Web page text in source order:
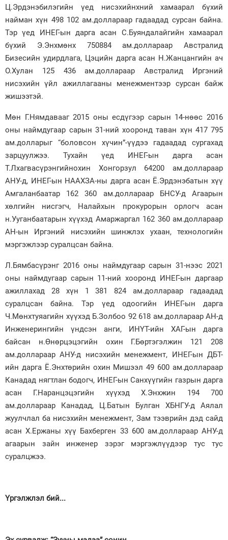
Ц.Эрдэнэбилэгийн үед нисэхийнхний хамаарал бүхий
найман хүн 498 102 ам.доллараар гадаадад сурсан байна.
Тэр үед ИНЕГ-ын дарга асан С.Буяндалайгийн хамаарал
бүхий Э.Энхмөнх 750884 ам.доллараар Австралид
Бизесийн удирдлага, Цэцийн дарга асан Н.Жанцангийн ач
О.Хулан 125 436 ам.доллараар Австралид Иргэний
нисэхийн үйл ажиллагааны менежментээр сурсан байж
жишээтэй.
Мөн Г.Нямдавааг 2015 оны есдүгээр сарын 14-нөөс 2016
оны наймдугаар сарын 31-ний хооронд таван хүн 417 795
ам.долларыг “боловсон хүчин”-үүдээ гадаадад сургахад
зарцуулжээ. Тухайн үед ИНЕГ-ын дарга асан
Т.Лхагвасүрэнгийнохин Хонгорзул 64200 ам.доллараар
АНУ-д, ИНЕГ-ын НААХЗА-ны дарга асан Ё.Эрдэнэбатын хүү
Амгаланбаатар 162 360 ам.доллараар БНСУ-д Агаарын
хөлгийн нисгэгч, Налайхын прокурорын орлогч асан
н.Ууганбаатарын хүүхэд Амаржаргал 162 360 ам.доллараар
АН-ын Иргэний нисэхийн шинжлэх ухаан, технологийн
мэргэжлээр суралцсан байна.
Л.Бямбасүрэнг 2016 оны наймдугаар сарын 31-нээс 2021
оны наймдугаар сарын 11-ний хооронд ИНЕГ-ын даргаар
ажиллахад 28 хүн 1 381 824 ам.доллараар гадаадад
суралцсан байна. Тэр үед одоогийн ИНЕГ-ын дарга
Ч.Мөнхтуяагийн хүүхэд Б.Золбоо 92 618 ам.доллараар АН-д
Инженерингийн үндсэн анги, ИНҮТ-ийн ХАГ-ын дарга
байсан н.Өнөрцэцэгийн охин Г.Бөртэгэлжин 121 208
ам.доллараар АНУ-д нисэхийн менежмент, ИНЕГ-ын ДБТ-
ийн дарга Ё.Энхтөрийн охин Мишээл 49 600 ам.доллараар
Канадад нягтлан бодогч, ИНЕГ-ын Санхүүгийн газрын дарга
асан Г.Наранцэцэгийн хүүхэд Х.Энхжин 194 700
ам.доллараар Канадад, Ц.Батын Булган ХБНГУ-д Аялал
жуулчлал ба нисэхийн менежмент, Зам тээврийн дэд сайд
асан Х.Ержаны хүү Бахберген 33 600 ам.доллараар АНУ-д
агаарын зайн инженер зэрэг мэргэжлүүдээр тус тус
суралцжээ.
Үргэлжлэл бий...